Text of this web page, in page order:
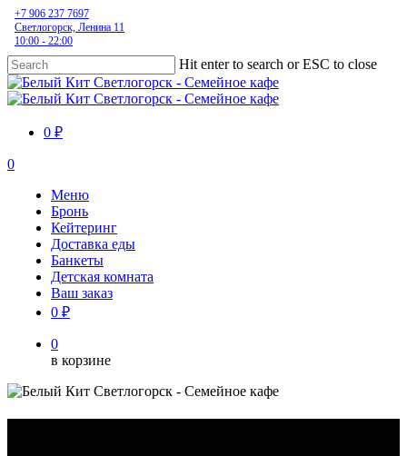
Skip
to
main
content
+7 906 237 7697
Светлогорск, Ленина 11
10:00 - 22:00
Hit enter to search or ESC to close
Close
Search
0 ₽
0
Меню
Бронь
Кейтеринг
Доставка еды
Банкеты
Детская комната
Ваш заказ
0 ₽
0
в корзине